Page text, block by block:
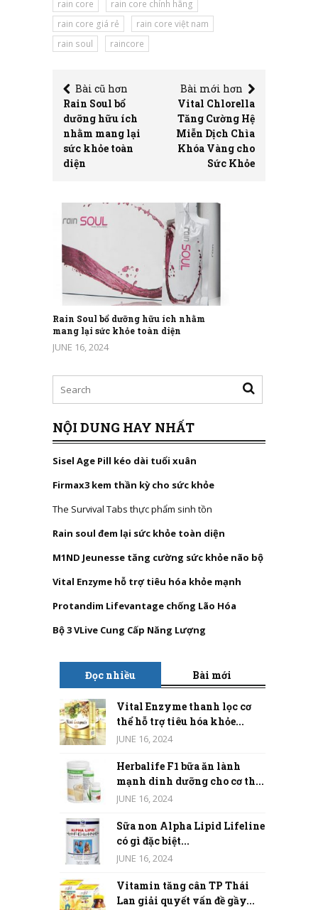
rain core
rain core chính hãng
rain core giá rẻ
rain core việt nam
rain soul
raincore
Bài cũ hơn
Rain Soul bổ
dưỡng hữu ích
nhằm mang lại
sức khỏe toàn
diện
Bài mới hơn
Vital Chlorella
Tăng Cường Hệ
Miễn Dịch Chìa
Khóa Vàng cho
Sức Khỏe
Rain Soul bổ dưỡng hữu ích nhằm
mang lại sức khỏe toàn diện
JUNE 16, 2024
NỘI DUNG HAY NHẤT
Sisel Age Pill kéo dài tuổi xuân
Firmax3 kem thần kỳ cho sức khỏe
The Survival Tabs thực phẩm sinh tồn
Rain soul đem lại sức khỏe toàn diện
M1ND Jeunesse tăng cường sức khỏe não bộ
Vital Enzyme hỗ trợ tiêu hóa khỏe mạnh
Protandim Lifevantage chống Lão Hóa
Bộ 3 VLive Cung Cấp Năng Lượng
Đọc nhiều Bài mới
Vital Enzyme thanh lọc cơ
thể hỗ trợ tiêu hóa khỏe...
JUNE 16, 2024
Herbalife F1 bữa ăn lành
mạnh dinh dưỡng cho cơ th...
JUNE 16, 2024
Sữa non Alpha Lipid Lifeline
có gì đặc biệt...
JUNE 16, 2024
Vitamin tăng cân TP Thái
Lan giải quyết vấn đề gầy...